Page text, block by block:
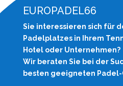
EUROPADEL66
Sie interessieren sich für
Padelplatzes in Ihrem
Hotel oder Unternehmen?
Wir beraten Sie bei der
besten geeigneten